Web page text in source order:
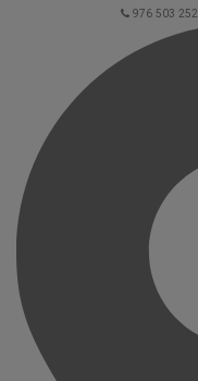
976 503 252